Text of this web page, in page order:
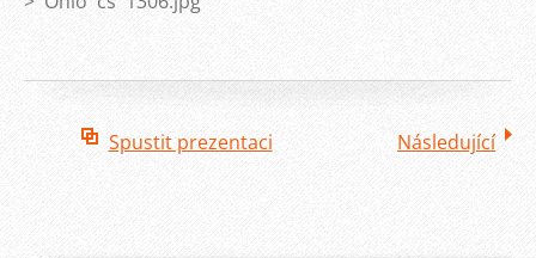
Spustit prezentaci Následující